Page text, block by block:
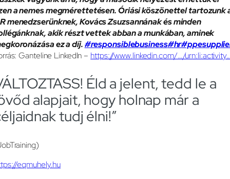
a nemes megmérettetésen. Óriási köszönettel tartozunk
menedzserünknek, Kovács Zsuzsannának és minden
akik részt vettek abban a munkában, aminek
ez a díj.#responsiblebusiness#hr
Ganteline LinkedIn – https://www.linkedin.com/…/
Éld a jelent, tedd le a
alapjait, hogy holnap már a
tudj élni!”
eqmuhely.hu